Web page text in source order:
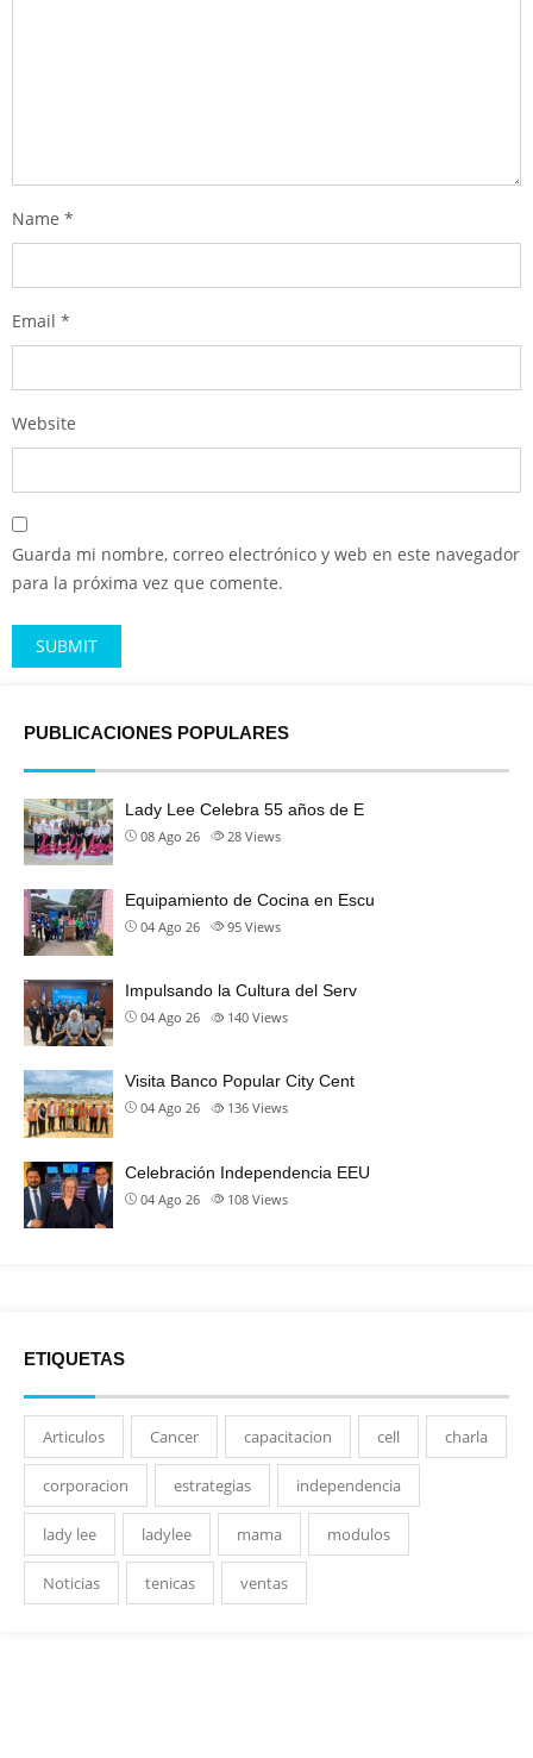
Name *
Email *
Website
Guarda mi nombre, correo electrónico y web en este navegador
para la próxima vez que comente.
PUBLICACIONES POPULARES
Lady Lee Celebra 55 años de E
08 Ago 26 28 Views
Equipamiento de Cocina en Escu
04 Ago 26 95 Views
Impulsando la Cultura del Serv
04 Ago 26 140 Views
Visita Banco Popular City Cent
04 Ago 26 136 Views
Celebración Independencia EEU
04 Ago 26 108 Views
ETIQUETAS
Articulos Cancer capacitacion cell charla
corporacion estrategias independencia
lady lee ladylee mama modulos
Noticias tenicas ventas